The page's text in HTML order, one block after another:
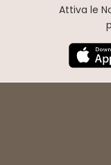
Attiva le